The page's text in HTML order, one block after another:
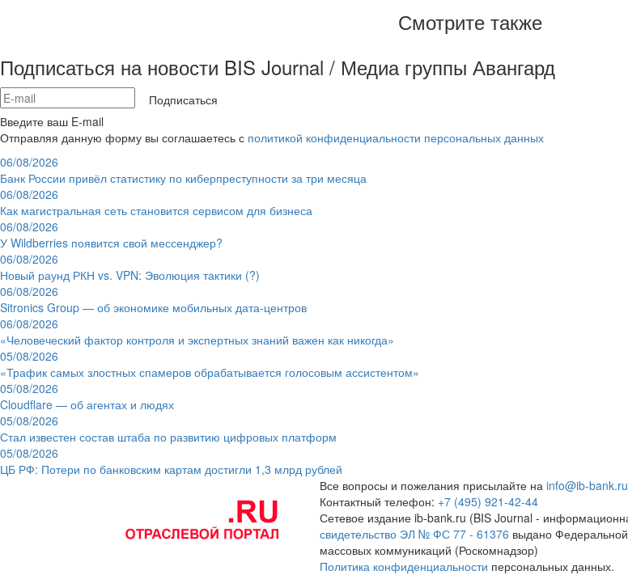
Смотрите также
Подписаться на новости BIS Journal / Медиа группы Авангард
Подписаться
Введите ваш E-mail
Отправляя данную форму вы соглашаетесь с политикой конфиденциальности персональных данных
06/08/2026
Банк России привёл статистику по киберпреступности за три месяца
06/08/2026
Как магистральная сеть становится сервисом для бизнеса
06/08/2026
У Wildberries появится свой мессенджер?
06/08/2026
Новый раунд РКН vs. VPN: Эволюция тактики (?)
06/08/2026
Sitronics Group — об экономике мобильных дата-центров
06/08/2026
«Человеческий фактор контроля и экспертных знаний важен как никогда»
05/08/2026
«Трафик самых злостных спамеров обрабатывается голосовым ассистентом»
05/08/2026
Cloudflare — об агентах и людях
05/08/2026
Стал известен состав штаба по развитию цифровых платформ
05/08/2026
ЦБ РФ: Потери по банковским картам достигли 1,3 млрд рублей
Все вопросы и пожелания присылайте на info@ib-bank.ru
Контактный телефон: +7 (495) 921-42-44
Сетевое издание ib-bank.ru (BIS Journal -
свидетельство ЭЛ № ФС 77 - 61376 выдано
массовых коммуникаций (Роскомнадзор)
Политика конфиденциальности персональных данных.